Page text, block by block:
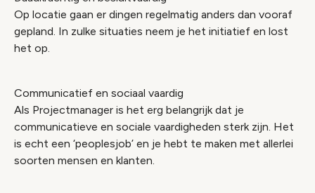
Op locatie gaan er dingen regelmatig anders dan vooraf
gepland. In zulke situaties neem je het initiatief en lost
het op.
Communicatief en sociaal vaardig
Als Projectmanager is het erg belangrijk dat je
communicatieve en sociale vaardigheden sterk zijn. Het
is echt een ‘peoplesjob’ en je hebt te maken met allerlei
soorten mensen en klanten.